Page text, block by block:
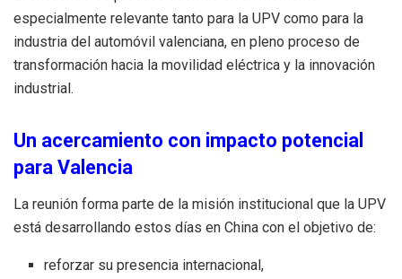
especialmente relevante tanto para la UPV como para la
industria del automóvil valenciana, en pleno proceso de
transformación hacia la movilidad eléctrica y la innovación
industrial.
Un acercamiento con impacto potencial
para Valencia
La reunión forma parte de la misión institucional que la UPV
está desarrollando estos días en China con el objetivo de:
reforzar su presencia internacional,